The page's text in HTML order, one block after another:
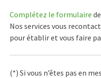
Complétez le formulaire
Nos services vous
pour établir et vous faire
(*) Si vous n’êtes pas en